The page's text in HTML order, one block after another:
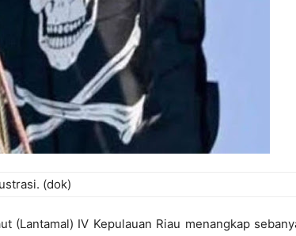
(dok)
(Lantamal) IV Kepulauan Riau menangkap